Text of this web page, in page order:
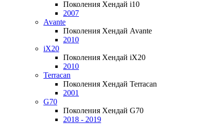
Поколения Хендай i10
2007
Avante
Поколения Хендай Avante
2010
iX20
Поколения Хендай iX20
2010
Terracan
Поколения Хендай Terracan
2001
G70
Поколения Хендай G70
2018 - 2019